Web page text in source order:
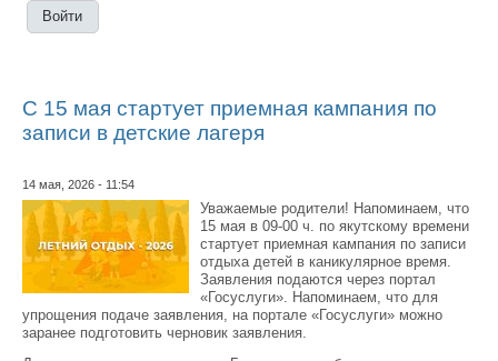
С 15 мая стартует приемная кампания по
записи в детские лагеря
14 мая, 2026 - 11:54
Уважаемые родители! Напоминаем, что
15 мая в 09-00 ч. по якутскому времени
стартует приемная кампания по записи
отдыха детей в каникулярное время.
Заявления подаются через портал
«Госуслуги». Напоминаем, что для
упрощения подаче заявления, на портале «Госуслуги» можно
заранее подготовить черновик заявления.